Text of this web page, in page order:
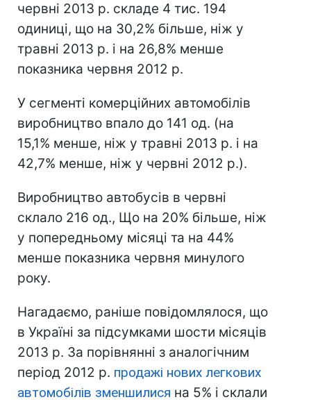
червні 2013 р. складе 4 тис. 194
одиниці, що на 30,2% більше, ніж у
травні 2013 р. і на 26,8% менше
показника червня 2012 р.
У сегменті комерційних автомобілів
виробництво впало до 141 од. (на
15,1% менше, ніж у травні 2013 р. і на
42,7% менше, ніж у червні 2012 р.).
Виробництво автобусів в червні
склало 216 од., Що на 20% більше, ніж
у попередньому місяці та на 44%
менше показника червня минулого
року.
Нагадаємо, раніше повідомлялося, що
в Україні за підсумками шости місяців
2013 р. За порівнянні з аналогічним
період 2012 р. продажі нових легкових
автомобілів зменшилися на 5% і склали